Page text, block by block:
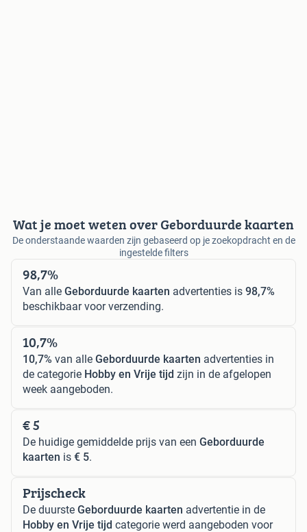
Wat je moet weten over Geborduurde kaarten
De onderstaande waarden zijn gebaseerd op je zoekopdracht en de
ingestelde filters
98,7%
Van alle Geborduurde kaarten advertenties is 98,7%
beschikbaar voor verzending.
10,7%
10,7% van alle Geborduurde kaarten advertenties in
de categorie Hobby en Vrije tijd zijn in de afgelopen
week aangeboden.
€ 5
De huidige gemiddelde prijs van een Geborduurde
kaarten is € 5.
Prijscheck
De duurste Geborduurde kaarten advertentie in de
Hobby en Vrije tijd categorie werd aangeboden voor